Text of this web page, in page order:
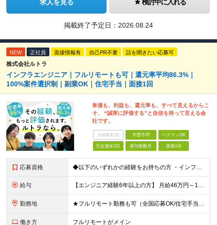
求人を見る 検討中に入れる
掲載終了予定日： 2026.08.24
NEW 正社員 面接情報有 自己PR不要 話を聞きたい応募可
株式会社ルトラ
インフラエンジニア｜フルリモートも可｜還元率平均86.3%｜
100%案件選択制｜副業OK｜住宅手当｜面接1回
単価も、利益も、還元率も、すべて見えるからこ
そ、 “誠実に評価する”と自信を持って言える会
社です。
未経験歓迎 学歴不問 ベテランOK
完全週休2日 賞与複数月 面接1回
応募資格 ◆以下のいずれかの経験をお持ちの方 ・インフラ設計・構築の実務経験（オンプレ/クラウドどちらもOK） ・クラウド環境下での運用保守に関する実務経験 ◆学歴不問 ＜こんな方は特に歓迎します＞ ◎これま
給与 【エンジニア経験6年以上の方】 月給46万円～100万円（固定残業代含む） ※上記月給には月30時間分の固定残業代（月8万7,400円～月19万円）を含む。超過分は全額支給。 【エンジニア経験4年以
勤務地 ★フルリモート勤務も可（全国応募OK/住宅手当を支給します） ※案件によって常駐が必要になる場合があります。 ※希望がない限り、転勤はありません ※U・Iターン歓迎 ★ルトラの社員は全国各地で活躍中
働き方 フルリモートがメイン